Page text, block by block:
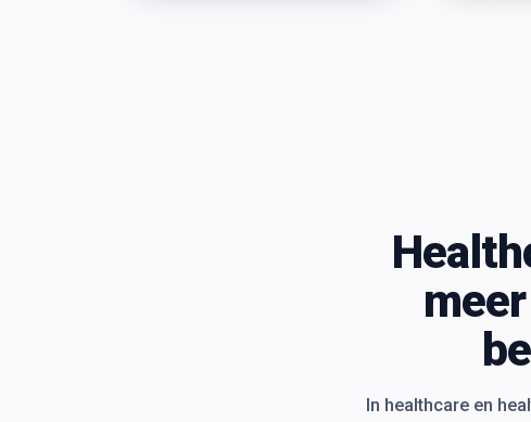
In healthcare en